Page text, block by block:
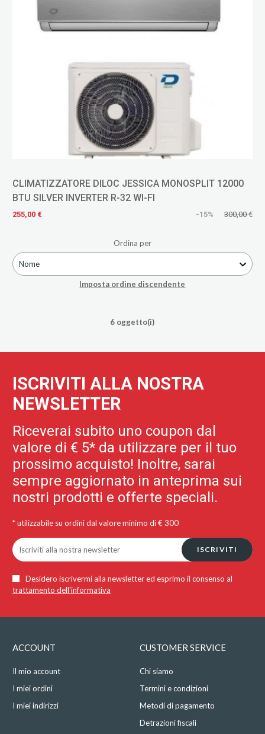
CLIMATIZZATORE DILOC JESSICA MONOSPLIT 12000
BTU SILVER INVERTER R-32 WI-FI
255,00 € -15% 300,00 €
Ordina per
Nome
Imposta ordine discendente
6 oggetto(i)
ISCRIVITI ALLA NOSTRA
NEWSLETTER
Riceverai subito uno coupon dal
valore di € 5* da utilizzare per il tuo
prossimo acquisto! Inoltre, sarai
sempre aggiornato in anteprima sui
nostri prodotti e offerte speciali.
* utilizzabile su ordini dal valore minimo di € 300
ISCRIVITI
Desidero iscrivermi alla newsletter ed esprimo il consenso al
trattamento dell'informativa
ACCOUNT
Il mio account
I miei ordini
I miei indirizzi
CUSTOMER SERVICE
Chi siamo
Termini e condizioni
Metodi di pagamento
Detrazioni fiscali